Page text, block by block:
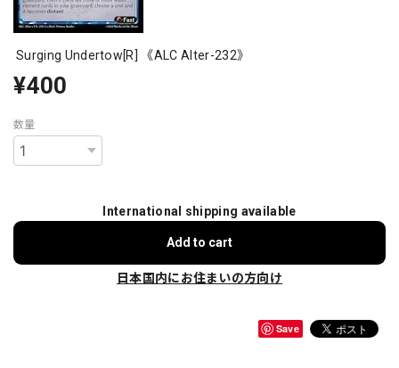
Surging Undertow[R] 《ALC Alter-232》
¥400
数量
International shipping available
Add to cart
日本国内にお住まいの方向け
Save